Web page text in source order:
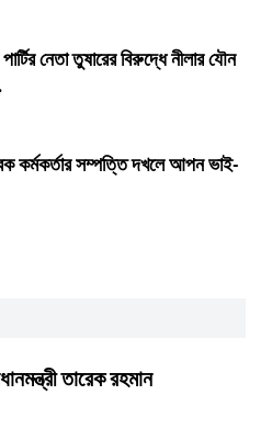
নেতা তুষারের বিরুদ্ধে নীলার যৌন
কর্মকর্তার সম্পত্তি দখলে আপন ভাই-
তারেক রহমান